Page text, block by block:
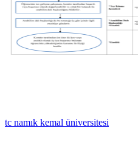
tc namık kemal üniversitesi